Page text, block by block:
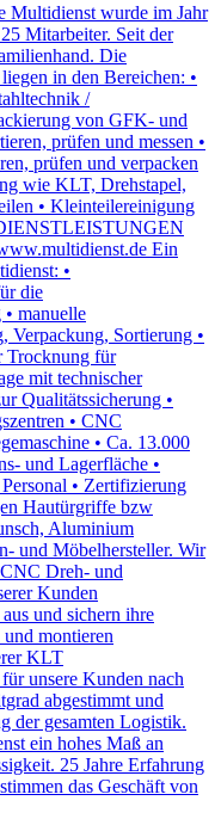
Multidienst wurde im Jahr
Mitarbeiter. Seit der
Die
in den Bereichen: •
/
von GFK- und
prüfen und messen •
prüfen und verpacken
wie KLT, Drehstapel,
• Kleinteilereinigung
Ein
•
die
manuelle
Verpackung, Sortierung •
Trocknung für
mit technischer
Qualitätssicherung •
• CNC
• Ca. 13.000
und Lagerfläche •
• Zertifizierung
Hautürgriffe bzw
Aluminium
und Möbelhersteller. Wir
Dreh- und
Kunden
und sichern ihre
montieren
KLT
unsere Kunden nach
abgestimmt und
der gesamten Logistik.
ein hohes Maß an
25 Jahre Erfahrung
das Geschäft von